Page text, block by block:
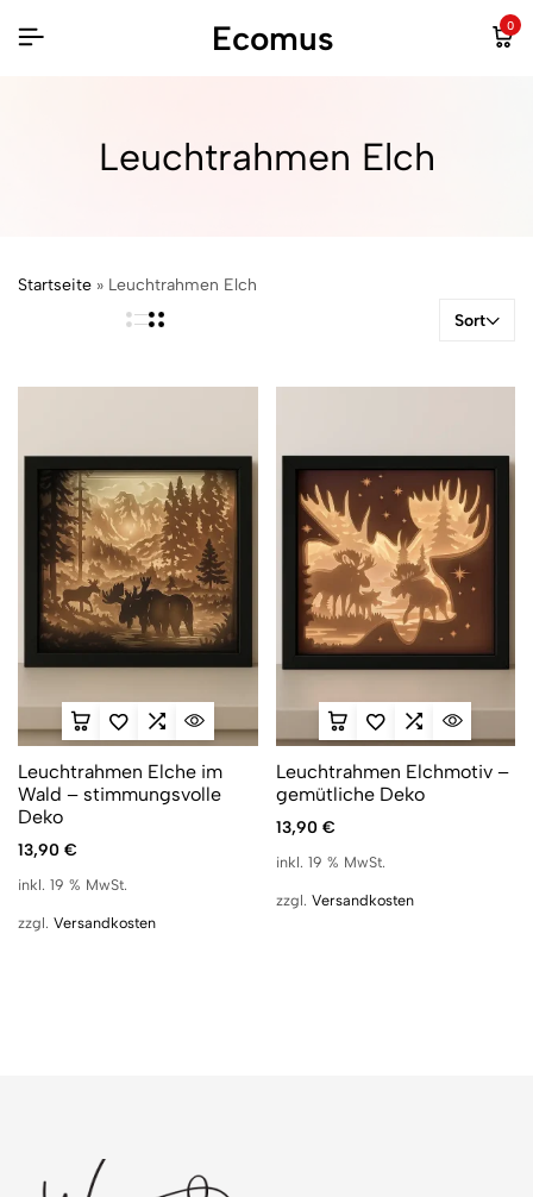
Ecomus 0
Leuchtrahmen Elch
Startseite » Leuchtrahmen Elch
Sort
Leuchtrahmen Elche im
Wald – stimmungsvolle
Deko
13,90 €
inkl. 19 % MwSt.
zzgl. Versandkosten
Leuchtrahmen Elchmotiv –
gemütliche Deko
13,90 €
inkl. 19 % MwSt.
zzgl. Versandkosten